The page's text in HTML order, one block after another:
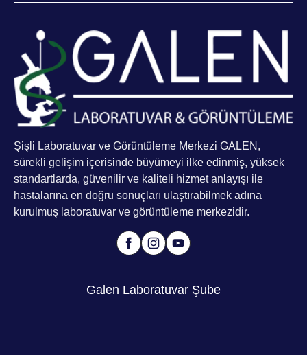
Şişli Laboratuvar ve Görüntüleme Merkezi GALEN,
sürekli gelişim içerisinde büyümeyi ilke edinmiş, yüksek
standartlarda, güvenilir ve kaliteli hizmet anlayışı ile
hastalarına en doğru sonuçları ulaştırabilmek adına
kurulmuş laboratuvar ve görüntüleme merkezidir.
Galen Laboratuvar Şube